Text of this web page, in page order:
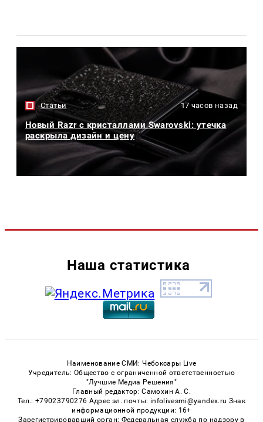
Статьи 17 часов назад
Новый Razr с кристаллами Swarovski: утечка
раскрыла дизайн и цену
Наша статистика
Наименование СМИ: Чебоксары Live
Учредитель: Общество с ограниченной ответственностью
"Лучшие Медиа Решения"
Главный редактор: Самохин А. С.
Тел.: +79023790276 Адрес эл. почты: infolivesmi@yandex.ru Знак
информационной продукции: 16+
Зарегистрировавший орган: Федеральная служба по надзору в